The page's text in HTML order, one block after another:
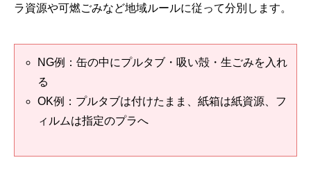
ラ資源や可燃ごみなど地域ルールに従って分別します。
NG例：缶の中にプルタブ・吸い殻・生ごみを入れ
る
OK例：プルタブは付けたまま、紙箱は紙資源、フ
ィルムは指定のプラへ